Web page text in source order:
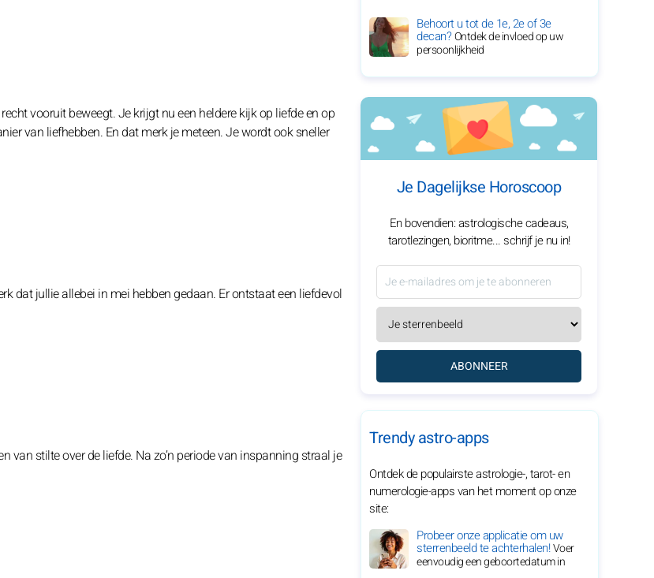
vooruit beweegt. Je krijgt nu een heldere kijk op liefde en op
van liefhebben. En dat merk je meteen. Je wordt ook sneller
dat jullie allebei in mei hebben gedaan. Er ontstaat een liefdevol
stilte over de liefde. Na zo’n periode van inspanning straal je
Behoort u tot de 1e, 2e of 3e
decan?Ontdek de invloed op uw
persoonlijkheid
Je Dagelijkse Horoscoop
En bovendien: astrologische cadeaus,
tarotlezingen, bioritme... schrijf je nu in!
ABONNEER
Trendy astro-apps
Ontdek de populairste astrologie-, tarot- en
numerologie-apps van het moment op onze
site:
Probeer onze applicatie om uw
sterrenbeeld te achterhalen!Voer
eenvoudig een geboortedatum in